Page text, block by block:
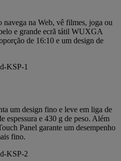
navega na Web, vê filmes, joga ou
e grande ecrã tátil WUXGA
de 16:10 e um design de
um design fino e leve em liga de
espessura e 430 g de peso. Além
Panel garante um desempenho
fino.